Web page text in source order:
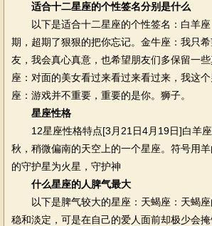
适合十二星座的个性签名分别是什么
以下是适合十二星座的个性签名：白羊座
期，超期了狠狠的把你忘记。金牛座：我只
友，我会真心真意，也希望朋友们多保留一
座：对面的美女看过来看过来看过来，我这
座：游戏并不重要，重要的是你。狮子。
星座性格
12星座性格特点[3月21日4月19日]白羊座
秋，稍微偏南的天空上的一个星座。符号用
的守护星为火星，守护神
什么星座的人脾气最大
以下是脾气较大的星座：天蝎座：天蝎座
稳和淡定，可是在自己的爱人面前却极少会掩